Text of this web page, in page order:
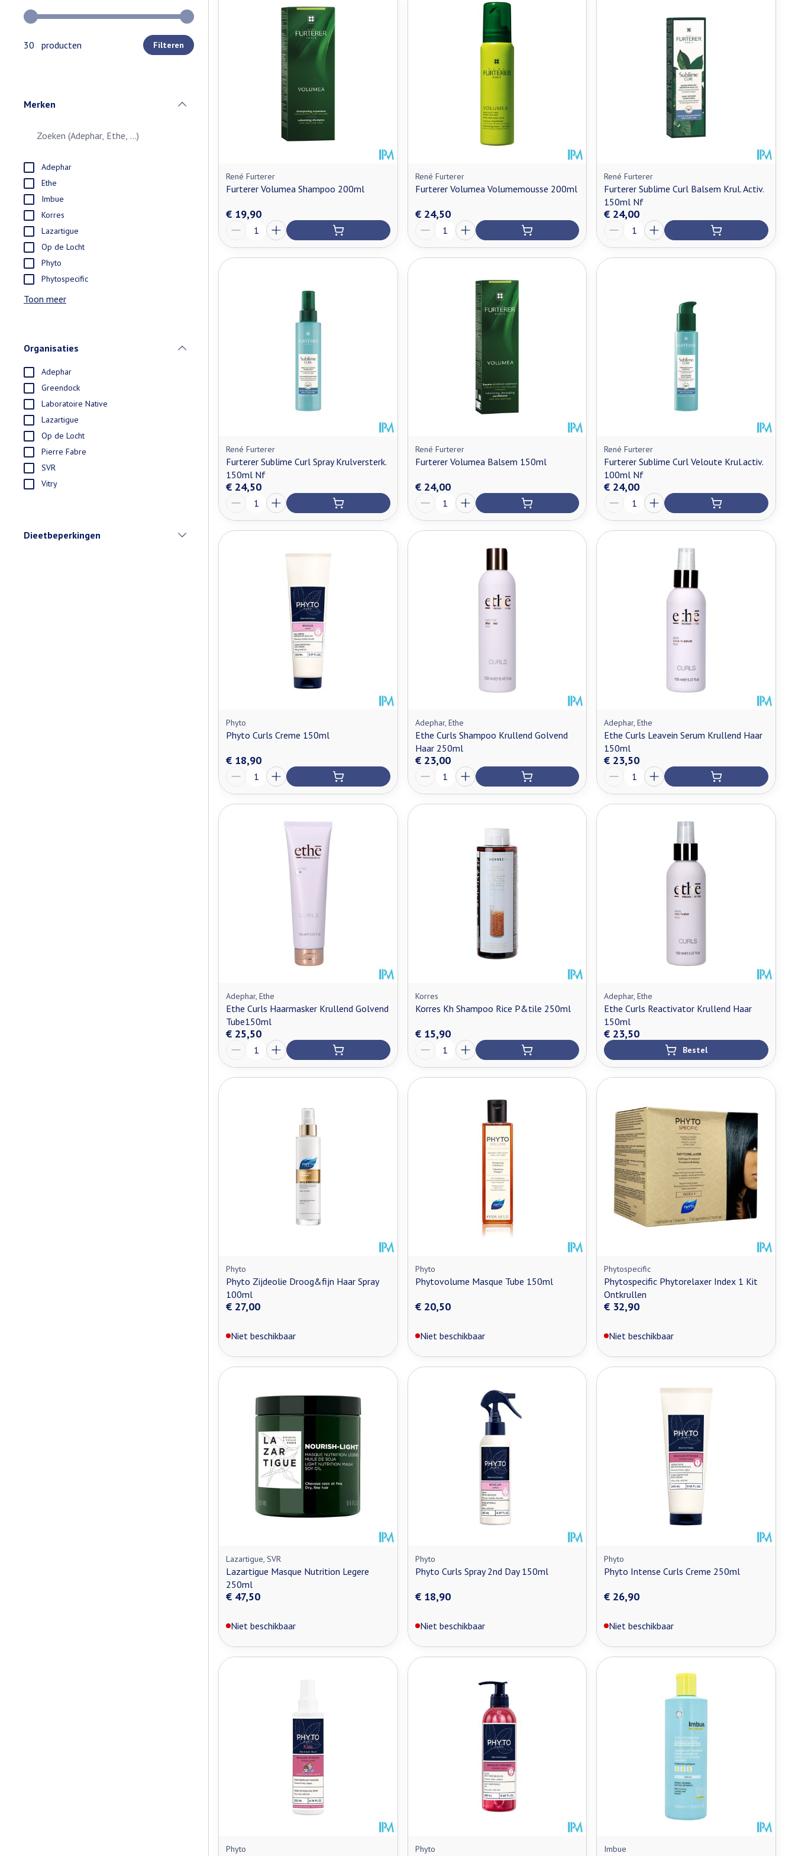
Gebruik de pijltjestoetsen links en rechts om de minimale en maximale prijswaarden aan te passen.
30 producten Filteren
Merken
Adephar
Ethe
Imbue
Korres
Lazartigue
Op de Locht
Phyto
Phytospecific
Toon meer
Organisaties
Adephar
Greendock
Laboratoire Native
Lazartigue
Op de Locht
Pierre Fabre
SVR
Vitry
Dieetbeperkingen
René Furterer
Furterer Volumea Shampoo 200ml
€ 19,90
René Furterer
Furterer Volumea Volumemousse 200ml
€ 24,50
René Furterer
Furterer Sublime Curl Balsem Krul. Activ.
150ml Nf
€ 24,00
René Furterer
Furterer Sublime Curl Spray Krulversterk.
150ml Nf
€ 24,50
René Furterer
Furterer Volumea Balsem 150ml
€ 24,00
Aantal
René Furterer
Furterer Sublime Curl Veloute Krul.activ.
100ml Nf
€ 24,00
Aantal
Phyto
Phyto Curls Creme 150ml
€ 18,90
Adephar, Ethe
Ethe Curls Shampoo Krullend Golvend
Haar 250ml
€ 23,00
Aantal
Adephar, Ethe
Ethe Curls Leavein Serum Krullend Haar
150ml
€ 23,50
Aantal
Adephar, Ethe
Ethe Curls Haarmasker Krullend Golvend
Tube150ml
€ 25,50
Korres
Korres Kh Shampoo Rice P&tile 250ml
€ 15,90
Adephar, Ethe
Ethe Curls Reactivator Krullend Haar
150ml
€ 23,50
Bestel
Phyto
Phyto Zijdeolie Droog&fijn Haar Spray
100ml
€ 27,00
Niet beschikbaar
Phyto
Phytovolume Masque Tube 150ml
€ 20,50
Niet beschikbaar
Phytospecific
Phytospecific Phytorelaxer Index 1 Kit
Ontkrullen
€ 32,90
Niet beschikbaar
Lazartigue, SVR
Lazartigue Masque Nutrition Legere
250ml
€ 47,50
Niet beschikbaar
Phyto
Phyto Curls Spray 2nd Day 150ml
€ 18,90
Niet beschikbaar
Phyto
Phyto Intense Curls Creme 250ml
€ 26,90
Niet beschikbaar
Phyto Phyto Imbue